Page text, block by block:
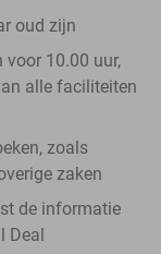
oud zijn
voor 10.00 uur,
alle faciliteiten
zoals
zaken
de informatie
Deal